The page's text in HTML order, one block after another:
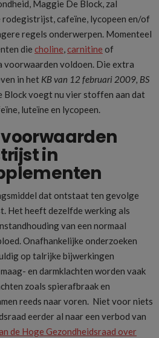
Maggie De Block, zal
rodegistrijst, cafeïne, lycopeen en/of
regels onderwerpen. Momenteel
die choline carnitine of
voorwaarden voldoen. Die extra
in het KB van 12 februari 2009, BS
Block voegt nu vier stoffen aan dat
luteïne en lycopeen.
in
dat ontstaat ten gevolge
Het heeft dezelfde werking als
van een normaal
Onafhankelijke onderzoeken
op talrijke bijwerkingen
en darmklachten worden vaak
zoals spierafbraak en
reeds naar voren. Niet voor niets
eerder al naar een verbod van
de Hoge Gezondheidsraad over